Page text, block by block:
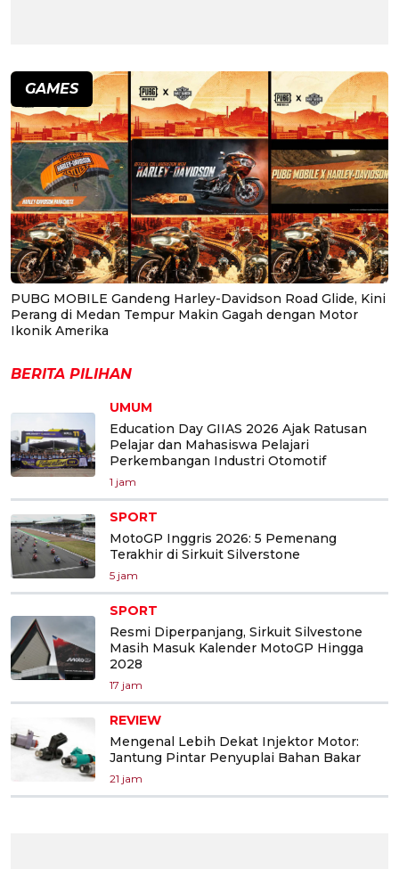
GAMES
PUBG MOBILE Gandeng Harley-Davidson Road Glide, Kini
Perang di Medan Tempur Makin Gagah dengan Motor
Ikonik Amerika
BERITA PILIHAN
UMUM
Education Day GIIAS 2026 Ajak Ratusan
Pelajar dan Mahasiswa Pelajari
Perkembangan Industri Otomotif
1 jam
SPORT
MotoGP Inggris 2026: 5 Pemenang
Terakhir di Sirkuit Silverstone
5 jam
SPORT
Resmi Diperpanjang, Sirkuit Silvestone
Masih Masuk Kalender MotoGP Hingga
2028
17 jam
REVIEW
Mengenal Lebih Dekat Injektor Motor:
Jantung Pintar Penyuplai Bahan Bakar
21 jam